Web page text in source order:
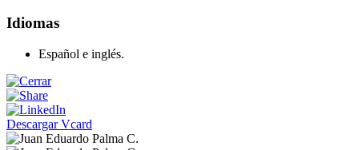
Idiomas
Español e inglés.
Descargar Vcard